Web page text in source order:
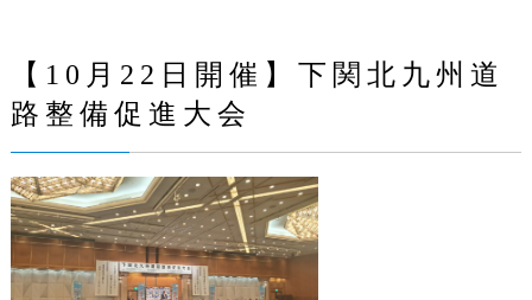
【10月22日開催】下関北九州道
路整備促進大会